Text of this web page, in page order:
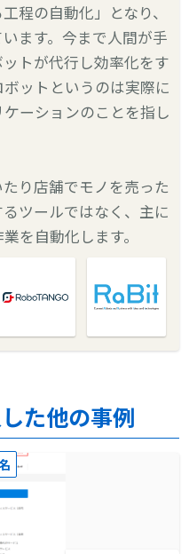
程の自動化」となり、
ます。今まで人間が手
トが代行し効率化をす
ットというのは実際に
ーションのことを指し
り店舗でモノを売った
ツールではなく、主に
を自動化します。
た他の事例